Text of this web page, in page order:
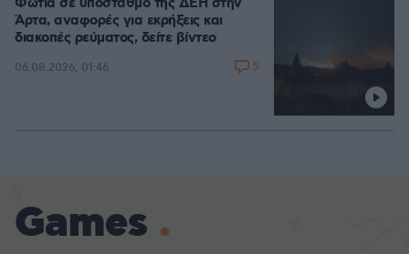
Φωτιά σε υποσταθμό της ΔΕΗ στην
Άρτα, αναφορές για εκρήξεις και
διακοπές ρεύματος, δείτε βίντεο
06.08.2026, 01:46 5
Games